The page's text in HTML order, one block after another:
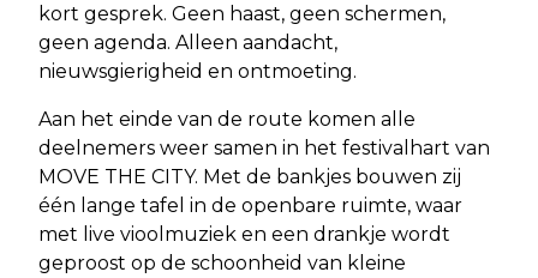
kort gesprek. Geen haast, geen schermen,
geen agenda. Alleen aandacht,
nieuwsgierigheid en ontmoeting.
Aan het einde van de route komen alle
deelnemers weer samen in het festivalhart van
MOVE THE CITY. Met de bankjes bouwen zij
één lange tafel in de openbare ruimte, waar
met live vioolmuziek en een drankje wordt
geproost op de schoonheid van kleine